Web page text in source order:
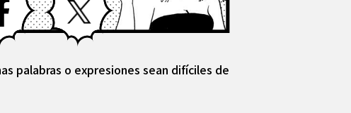
palabras o expresiones sean difíciles de